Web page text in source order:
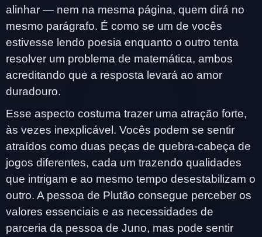
alinhar — nem na mesma página, quem dirá no
mesmo parágrafo. É como se um de vocês
estivesse lendo poesia enquanto o outro tenta
resolver um problema de matemática, ambos
acreditando que a resposta levará ao amor
duradouro.
Esse aspecto costuma trazer uma atração forte,
às vezes inexplicável. Vocês podem se sentir
atraídos como duas peças de quebra-cabeça de
jogos diferentes, cada um trazendo qualidades
que intrigam e ao mesmo tempo desestabilizam o
outro. A pessoa de Plutão consegue perceber os
valores essenciais e as necessidades de
parceria da pessoa de Juno, mas pode sentir